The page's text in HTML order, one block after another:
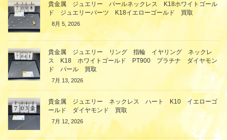
貴金属 ジュエリー パールネックレス K18ホワイトゴール
ド ジュエリーパーツ K18イエローゴールド 買取
8月 5, 2026
貴金属 ジュエリー リング 指輪 イヤリング ネックレ
ス K18 ホワイトゴールド PT900 プラチナ ダイヤモン
ド パール 買取
7月 13, 2026
貴金属 ジュエリー ネックレス ハート K10 イエローゴ
ールド ダイヤモンド 買取
7月 12, 2026